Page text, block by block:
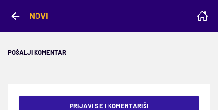
NOVI
POŠALJI KOMENTAR
PRIJAVI SE I KOMENTARIŠI